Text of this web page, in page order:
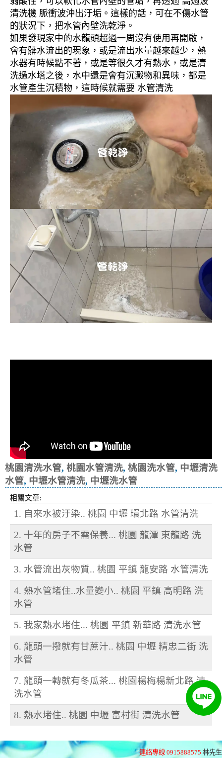
清洗機 脈衝波沖出汙垢。這樣的話，可在不傷水管
的狀況下，把水管內壁洗乾淨。
如果發現家中的水龍頭超過一周沒有使用再開啟，
會有髒水流出的現象，或是流出水量越來越少，熱
水器有時候點不著，或是等很久才有熱水，或是清
洗過水塔之後，水中還是會有沉澱物和異味，都是
水管產生沉積物，這時候就需要 水管清洗
桃園清洗水管, 桃園水管清洗, 桃園洗水管, 中壢清洗
水管, 中壢水管清洗, 中壢洗水管
相關文章:
1. 自來水被汙染.. 桃園 中壢 環北路 水管清洗
2. 十年的房子不需保養... 桃園 龍潭 東龍路 洗
水管
3. 水管流出灰物質.. 桃園 平鎮 龍安路 水管清洗
4. 熱水管堵住..水量變小.. 桃園 平鎮 高明路 洗
水管
5. 我家熱水堵住... 桃園 平鎮 新華路 清洗水管
6. 龍頭一撥就有甘蔗汁.. 桃園 中壢 精忠二街 洗
水管
7. 龍頭一轉就有冬瓜茶... 桃園楊梅楊新北路 清
洗水管
8. 熱水堵住.. 桃園 中壢 富村街 清洗水管
連絡專線 0915888575 林先生